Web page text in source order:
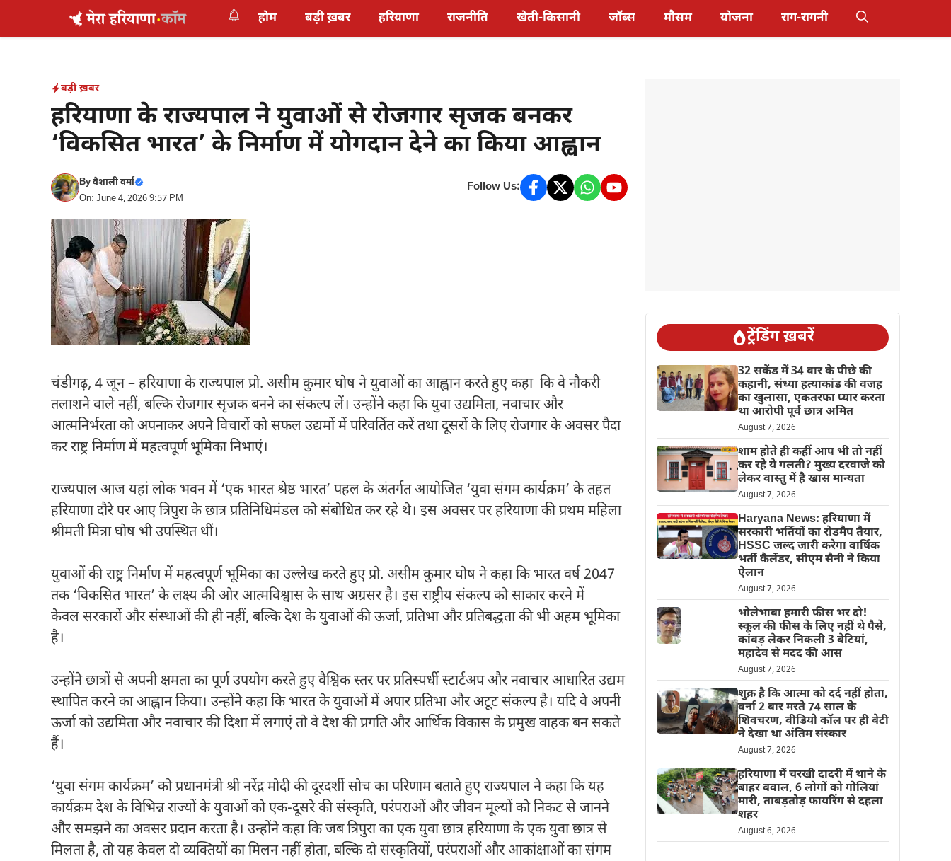
होम बड़ी ख़बर हरियाणा राजनीति खेती-किसानी जॉब्स मौसम योजना राग-रागनी
बड़ी ख़बर
हरियाणा के राज्यपाल ने युवाओं से रोजगार सृजक बनकर
‘विकसित भारत’ के निर्माण में योगदान देने का किया आह्वान
Byवैशाली वर्मा
On: June 4, 2026 9:57 PM
Follow Us:
चंडीगढ़, 4 जून – हरियाणा के राज्यपाल प्रो. असीम कुमार घोष ने युवाओं का आह्वान करते हुए कहा कि वे नौकरी
तलाशने वाले नहीं, बल्कि रोजगार सृजक बनने का संकल्प लें। उन्होंने कहा कि युवा उद्यमिता, नवाचार और
आत्मनिर्भरता को अपनाकर अपने विचारों को सफल उद्यमों में परिवर्तित करें तथा दूसरों के लिए रोजगार के अवसर पैदा
कर राष्ट्र निर्माण में महत्वपूर्ण भूमिका निभाएं।
राज्यपाल आज यहां लोक भवन में ‘एक भारत श्रेष्ठ भारत’ पहल के अंतर्गत आयोजित ‘युवा संगम कार्यक्रम’ के तहत
हरियाणा दौरे पर आए त्रिपुरा के छात्र प्रतिनिधिमंडल को संबोधित कर रहे थे। इस अवसर पर हरियाणा की प्रथम महिला
श्रीमती मित्रा घोष भी उपस्थित थीं।
युवाओं की राष्ट्र निर्माण में महत्वपूर्ण भूमिका का उल्लेख करते हुए प्रो. असीम कुमार घोष ने कहा कि भारत वर्ष 2047
तक ‘विकसित भारत’ के लक्ष्य की ओर आत्मविश्वास के साथ अग्रसर है। इस राष्ट्रीय संकल्प को साकार करने में
केवल सरकारों और संस्थाओं की ही नहीं, बल्कि देश के युवाओं की ऊर्जा, प्रतिभा और प्रतिबद्धता की भी अहम भूमिका
है।
उन्होंने छात्रों से अपनी क्षमता का पूर्ण उपयोग करते हुए वैश्विक स्तर पर प्रतिस्पर्धी स्टार्टअप और नवाचार आधारित उद्यम
स्थापित करने का आह्वान किया। उन्होंने कहा कि भारत के युवाओं में अपार प्रतिभा और अटूट संकल्प है। यदि वे अपनी
ऊर्जा को उद्यमिता और नवाचार की दिशा में लगाएं तो वे देश की प्रगति और आर्थिक विकास के प्रमुख वाहक बन सकते
हैं।
‘युवा संगम कार्यक्रम’ को प्रधानमंत्री श्री नरेंद्र मोदी की दूरदर्शी सोच का परिणाम बताते हुए राज्यपाल ने कहा कि यह
कार्यक्रम देश के विभिन्न राज्यों के युवाओं को एक-दूसरे की संस्कृति, परंपराओं और जीवन मूल्यों को निकट से जानने
और समझने का अवसर प्रदान करता है। उन्होंने कहा कि जब त्रिपुरा का एक युवा छात्र हरियाणा के एक युवा छात्र से
मिलता है, तो यह केवल दो व्यक्तियों का मिलन नहीं होता, बल्कि दो संस्कृतियों, परंपराओं और आकांक्षाओं का संगम
ट्रेंडिंग ख़बरें
32 सकेंड में 34 वार के पीछे की
कहानी, संध्या हत्याकांड की वजह
का खुलासा, एकतरफा प्यार करता
था आरोपी पूर्व छात्र अमित
August 7, 2026
शाम होते ही कहीं आप भी तो नहीं
कर रहे ये गलती? मुख्य दरवाजे को
लेकर वास्तु में है खास मान्यता
August 7, 2026
Haryana News: हरियाणा में
सरकारी भर्तियों का रोडमैप तैयार,
HSSC जल्द जारी करेगा वार्षिक
भर्ती कैलेंडर, सीएम सैनी ने किया
ऐलान
August 7, 2026
भोलेभाबा हमारी फीस भर दो!
स्कूल की फीस के लिए नहीं थे पैसे,
कांवड़ लेकर निकली 3 बेटियां,
महादेव से मदद की आस
August 7, 2026
शुक्र है कि आत्मा को दर्द नहीं होता,
वर्ना 2 बार मरते 74 साल के
शिवचरण, वीडियो कॉल पर ही बेटी
ने देखा था अंतिम संस्कार
August 7, 2026
हरियाणा में चरखी दादरी में थाने के
बाहर बवाल, 6 लोगों को गोलियां
मारी, ताबड़तोड़ फायरिंग से दहला
शहर
August 6, 2026